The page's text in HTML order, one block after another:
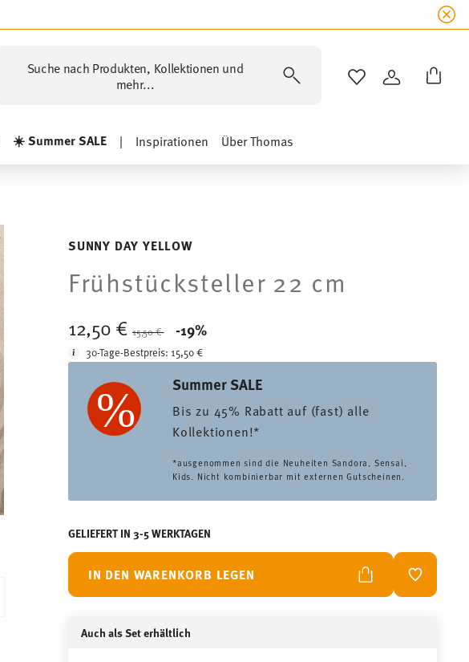
Suche nach Produkten, Kollektionen und
mehr...
WISHLISTANMELDEN
☀️ Summer SALE | Inspirationen Über Thomas
SUNNY DAY YELLOW
Frühstücksteller 22 cm
12,50 €15,50 €
-19%
30-Tage-Bestpreis:15,50 €
Summer SALE
Bis zu 45% Rabatt auf (fast) alle
Kollektionen!*
*ausgenommen sind die Neuheiten Sandora, Sensai,
Kids. Nicht kombinierbar mit externen Gutscheinen.
GELIEFERT IN 3-5 WERKTAGEN
IN DEN WARENKORB LEGEN ADD TO
Auch als Set erhältlich